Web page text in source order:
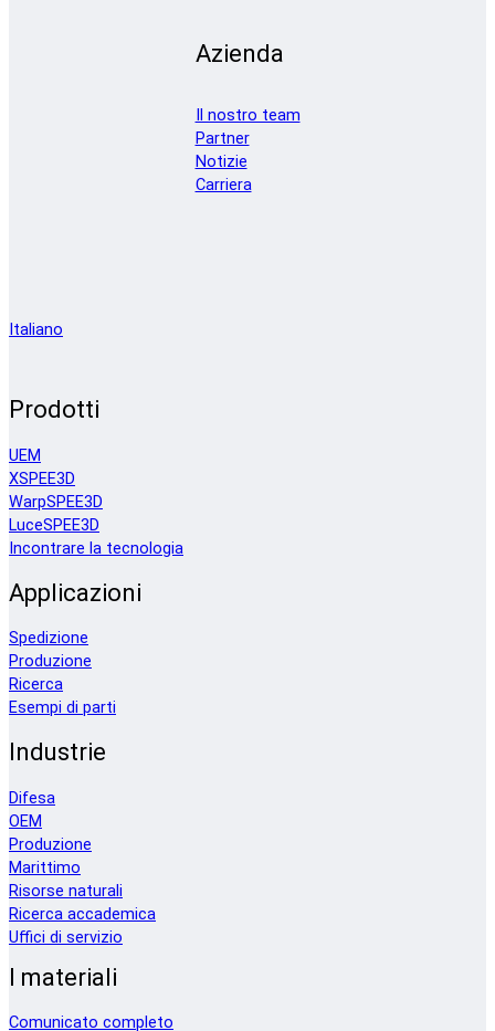
Azienda
Il nostro team
Partner
Notizie
Carriera
Italiano
Prodotti
UEM
XSPEE3D
WarpSPEE3D
LuceSPEE3D
Incontrare la tecnologia
Applicazioni
Spedizione
Produzione
Ricerca
Esempi di parti
Industrie
Difesa
OEM
Produzione
Marittimo
Risorse naturali
Ricerca accademica
Uffici di servizio
I materiali
Comunicato completo